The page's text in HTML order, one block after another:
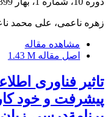
زهره ناعمی، علی محمد
مشاهده مقاله
اصل مقاله 1.43 M
تاثیر فناوری
پیشرفت و خود